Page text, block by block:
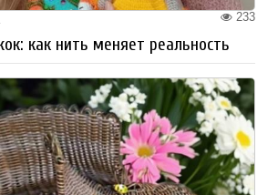
233
как нить меняет реальность